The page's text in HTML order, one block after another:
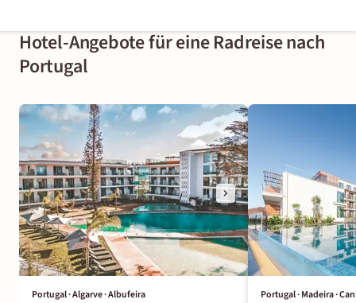
Hotel-Angebote für eine Radreise nach
Portugal
Portugal · Algarve · Albufeira Portugal · Madeira ·